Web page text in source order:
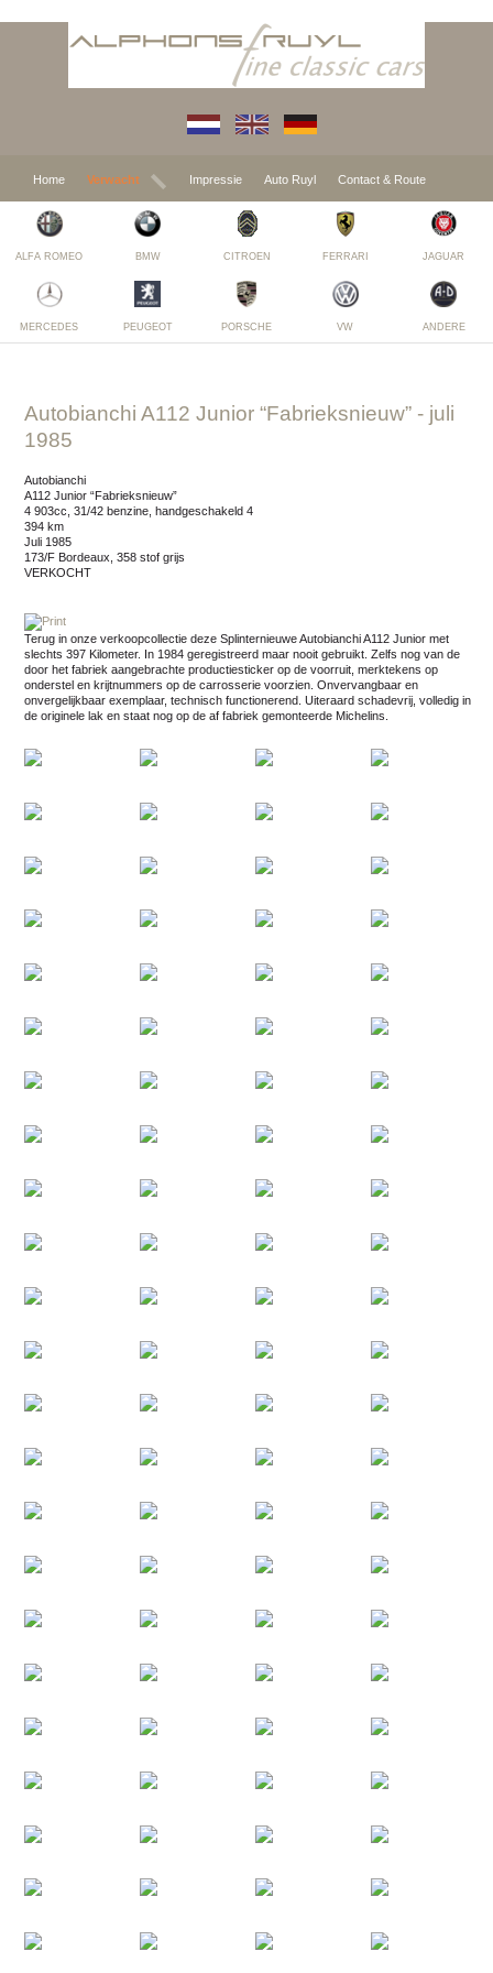
Home Verwacht Impressie Auto Ruyl Contact & Route
ALFA ROMEO BMW CITROEN FERRARI JAGUAR
MERCEDES PEUGEOT PORSCHE VW ANDERE
Autobianchi A112 Junior “Fabrieksnieuw” - juli
1985
Autobianchi
A112 Junior “Fabrieksnieuw”
4 903cc, 31/42 benzine, handgeschakeld 4
394 km
juli 1985
173/F Bordeaux, 358 stof grijs
VERKOCHT
Terug in onze verkoopcollectie deze Splinternieuwe Autobianchi A112 Junior met
slechts 397 Kilometer. In 1984 geregistreerd maar nooit gebruikt. Zelfs nog van de
door het fabriek aangebrachte productiesticker op de voorruit, merktekens op
onderstel en krijtnummers op de carrosserie voorzien. Onvervangbaar en
onvergelijkbaar exemplaar, technisch functionerend. Uiteraard schadevrij, volledig in
de originele lak en staat nog op de af fabriek gemonteerde Michelins.